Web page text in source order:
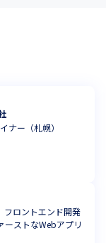
ナー（札幌）
フロントエンド開発
ーストなWebアプリ